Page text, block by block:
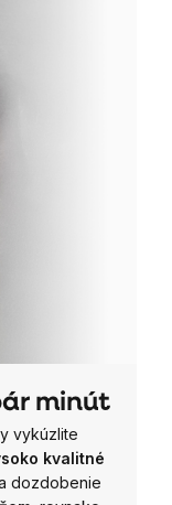
minút
vykúzlite
kvalitné
dozdobenie